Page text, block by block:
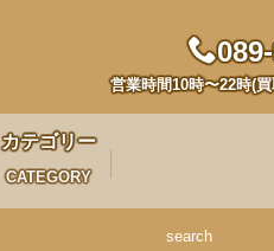
営業時間10時〜22時(
カテゴリー
CATEGORY
search